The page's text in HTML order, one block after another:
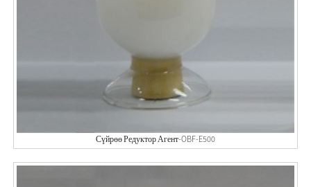
Сүйрөө Редуктор Агент-OBF-E500